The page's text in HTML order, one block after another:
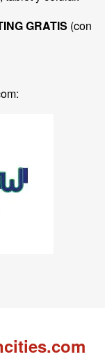
GRATIS (con